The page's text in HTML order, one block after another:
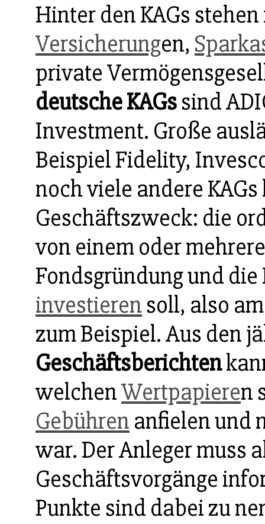
Hinter den KAGs
Versicherungen,
private
deutsche KAGssind
Investment. Große
Beispiel Fidelity,
noch viele andere
Geschäftszweck: die
von einem oder
Fondsgründung und
investieren soll, also
zum Beispiel. Aus den
Geschäftsberichten
welchenWertpapieren
Gebühren anfielen und
war. Der Anleger muss
Geschäftsvorgänge
Punkte sind dabei zu